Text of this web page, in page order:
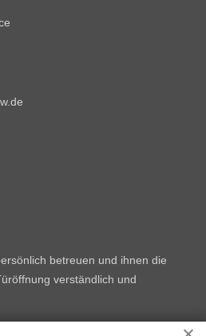
betreuen und ihnen die
verständlich und